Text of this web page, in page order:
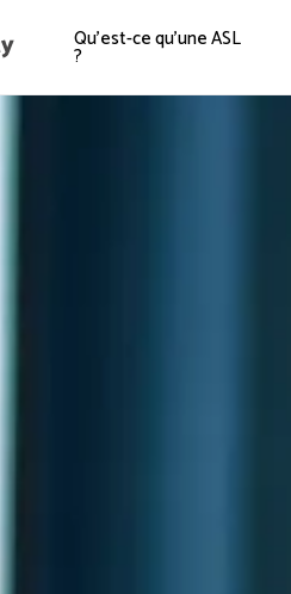
Qu'est-ce qu'une ASL
?